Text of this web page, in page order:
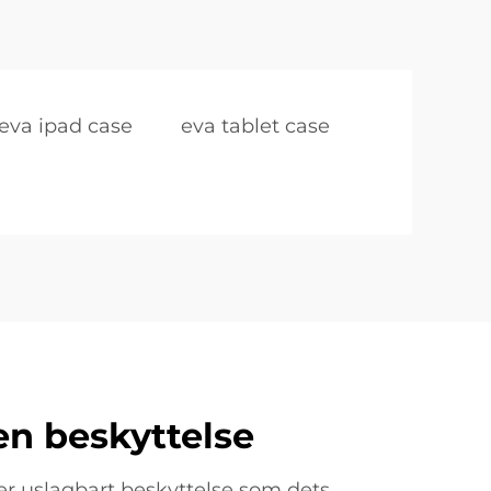
ipad case eva tablet case
beskyttelse